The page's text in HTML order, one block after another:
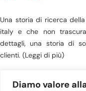
Diamo valore
Una storia di ricerca
italy e che non
dettagli, una storia di
clienti. (Leggi di più)